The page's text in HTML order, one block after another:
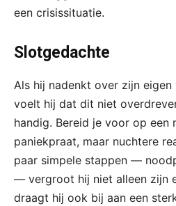
een crisissituatie.
Slotgedachte
Als hij nadenkt over zijn
voelt hij dat dit niet
handig. Bereid je voor op een
paniekpraat, maar nuchtere
paar simpele stappen —
— vergroot hij niet alleen zijn
draagt hij ook bij aan een